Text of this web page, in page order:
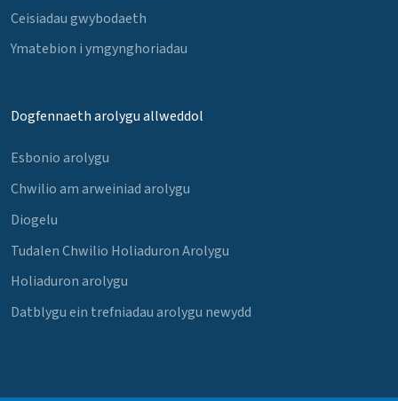
Ceisiadau gwybodaeth
Ymatebion i ymgynghoriadau
Dogfennaeth arolygu allweddol
Esbonio arolygu
Chwilio am arweiniad arolygu
Diogelu
Tudalen Chwilio Holiaduron Arolygu
Holiaduron arolygu
Datblygu ein trefniadau arolygu newydd